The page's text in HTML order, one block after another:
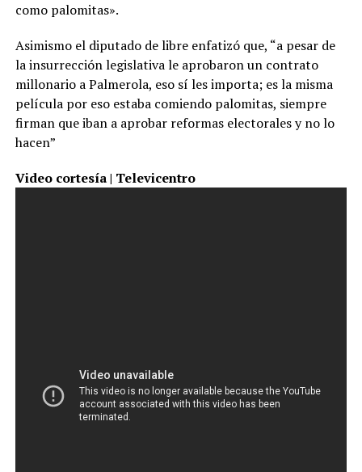
como palomitas».
Asimismo el diputado de libre enfatizó que, “a pesar de
la insurrección legislativa le aprobaron un contrato
millonario a Palmerola, eso sí les importa; es la misma
película por eso estaba comiendo palomitas, siempre
firman que iban a aprobar reformas electorales y no lo
hacen”
Video cortesía | Televicentro